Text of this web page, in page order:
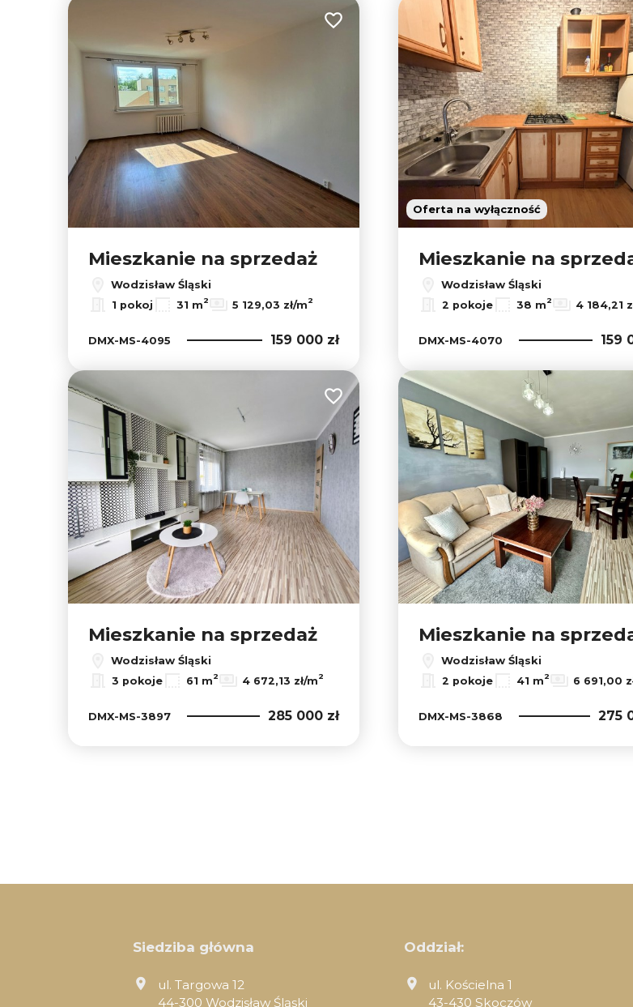
Dodaj do ulubionych
Mieszkanie na sprzedaż
Wodzisław Śląski
1 pokoj 31 m2 5 129,03 zł/m2
DMX-MS-4095 159 000 zł
Oferta na wyłączność
Mieszkanie na
Wodzisław Śląski
2 pokoje 38 m2 4 184,21
DMX-MS-4070 159
Dodaj do ulubionych
Mieszkanie na sprzedaż
Wodzisław Śląski
3 pokoje 61 m2 4 672,13 zł/m2
DMX-MS-3897 285 000 zł
Mieszkanie na
Wodzisław Śląski
2 pokoje 41 m2 6 691,00
DMX-MS-3868 275
Siedziba główna
ul. Targowa 12
44-300 Wodzisław Śląski
Oddział:
ul. Kościelna 1
43-430 Skoczów